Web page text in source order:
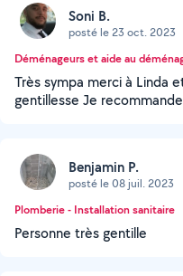
Soni B.
posté le 23 oct. 2023
Déménageurs et aide au
Très sympa merci à Linda
gentillesse Je
Benjamin P.
posté le 08 juil. 2023
Plomberie - Installation sanitaire
Personne très gentille